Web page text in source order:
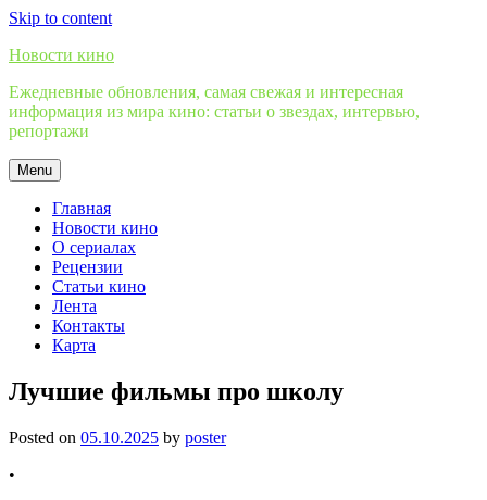
Skip to content
Новости кино
Ежедневные обновления, самая свежая и интересная
информация из мира кино: статьи о звездах, интервью,
репортажи
Menu
Главная
Новости кино
О сериалах
Рецензии
Статьи кино
Лента
Контакты
Карта
Лучшие фильмы про школу
Posted on 05.10.2025 by poster
•